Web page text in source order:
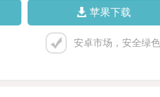
苹果下载
安卓市场，安全绿色